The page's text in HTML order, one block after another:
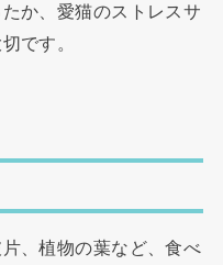
か、愛猫のストレスサ
です。
、植物の葉など、食べ